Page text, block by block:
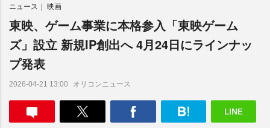
ニュース 映画
東映、ゲーム事業に本格参入「東映ゲーム
ズ」設立 新規IP創出へ 4月24日にラインナッ
プ発表
2026-04-21 13:00 オリコンニュース